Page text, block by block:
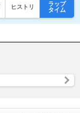
ヒストリ
ラップ
タイム